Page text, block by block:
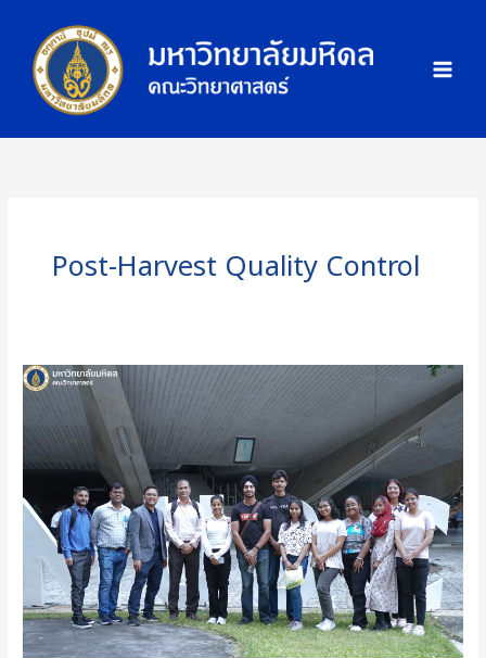
content
Post-Harvest Quality Control
คณะ
ม.มหิดล
ศึกษา
งาน
ด้าน
Post-
Harvest